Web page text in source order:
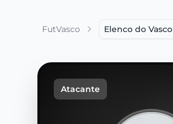
FutVasco Elenco do Vasco
Atacante